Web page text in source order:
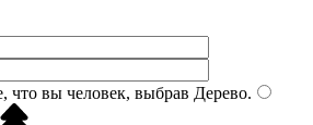
что вы человек, выбрав Дерево.